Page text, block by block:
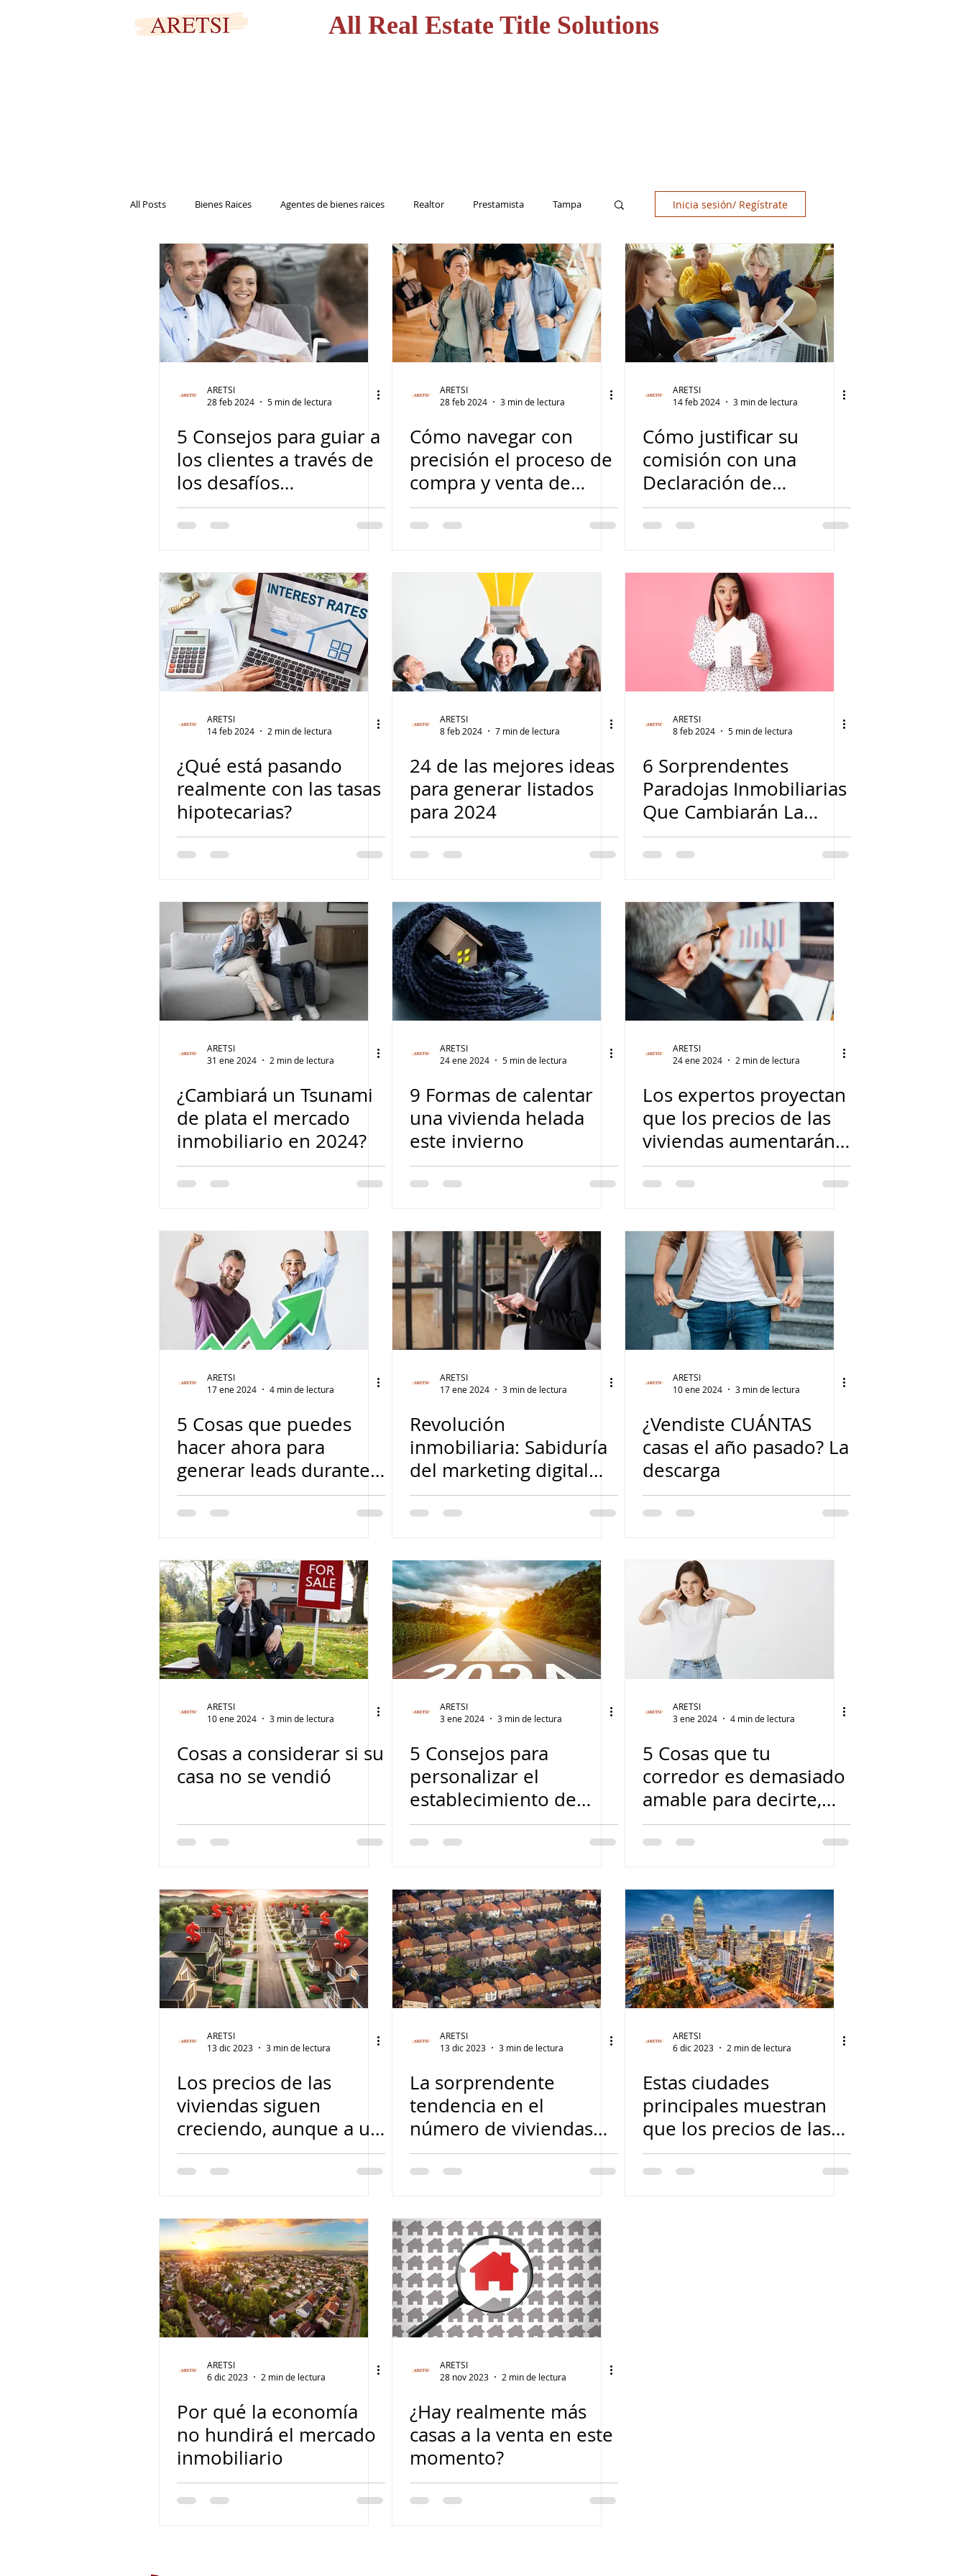
All Real Estate Title Solutions
All Posts Bienes Raices Agentes de bienes raices Realtor Prestamista Tampa
Marketing Casa Vivienda Inversionista Seguro de Titulo
Inicia sesión/ Regístrate
ARETSI
28 feb 2024
5 min de lectura
5 Consejos para guiar a
los clientes a través de
los desafíos
hipotecarios
ARETSI
28 feb 2024
3 min de lectura
Cómo navegar con
precisión el proceso de
compra y venta de
viviendas
ARETSI
14 feb 2024
3 min de lectura
Cómo justificar su
comisión con una
Declaración de
Derechos del
Comprador
ARETSI
14 feb 2024
2 min de lectura
¿Qué está pasando
realmente con las tasas
hipotecarias?
ARETSI
8 feb 2024
7 min de lectura
24 de las mejores ideas
para generar listados
para 2024
ARETSI
8 feb 2024
5 min de lectura
6 Sorprendentes
Paradojas Inmobiliarias
Que Cambiarán La
Forma de Hacer
Negocios
ARETSI
31 ene 2024
2 min de lectura
¿Cambiará un Tsunami
de plata el mercado
inmobiliario en 2024?
ARETSI
24 ene 2024
5 min de lectura
9 Formas de calentar
una vivienda helada
este invierno
ARETSI
24 ene 2024
2 min de lectura
Los expertos proyectan
que los precios de las
viviendas aumentarán
en 2024
ARETSI
17 ene 2024
4 min de lectura
5 Cosas que puedes
hacer ahora para
generar leads durante
todo el año
ARETSI
17 ene 2024
3 min de lectura
Revolución
inmobiliaria: Sabiduría
del marketing digital
para agentes
experimentados
ARETSI
10 ene 2024
3 min de lectura
¿Vendiste CUÁNTAS
casas el año pasado? La
descarga
ARETSI
10 ene 2024
3 min de lectura
Cosas a considerar si su
casa no se vendió
ARETSI
3 ene 2024
3 min de lectura
5 Consejos para
personalizar el
establecimiento de
objetivos para tener
éxito en 2024
ARETSI
3 ene 2024
4 min de lectura
5 Cosas que tu
corredor es demasiado
amable para decirte,
pero tú necesitas
escuchar
ARETSI
13 dic 2023
3 min de lectura
Los precios de las
viviendas siguen
creciendo, aunque a un
ritmo más normal
ARETSI
13 dic 2023
3 min de lectura
La sorprendente
tendencia en el
número de viviendas
que salen al Mercado.
ARETSI
6 dic 2023
2 min de lectura
Estas ciudades
principales muestran
que los precios de las
viviendas siguen
subiendo
ARETSI
6 dic 2023
2 min de lectura
Por qué la economía
no hundirá el mercado
inmobiliario
ARETSI
28 nov 2023
2 min de lectura
¿Hay realmente más
casas a la venta en este
momento?